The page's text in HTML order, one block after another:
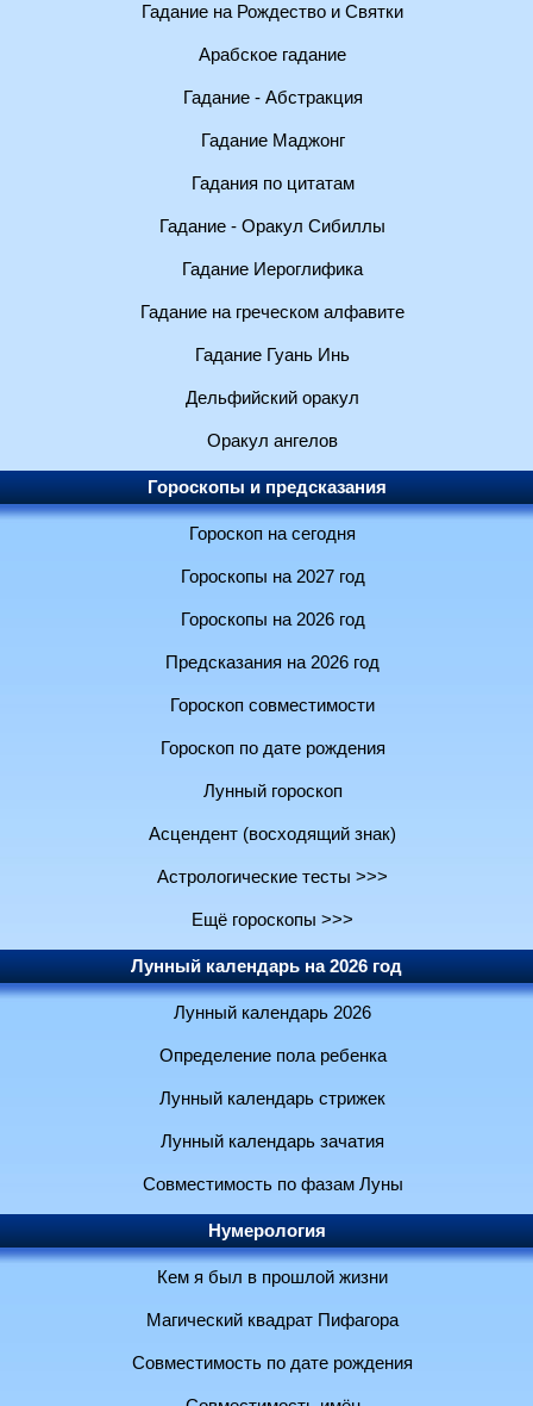
Гадание на Рождество и Святки
Арабское гадание
Гадание - Абстракция
Гадание Маджонг
Гадания по цитатам
Гадание - Оракул Сибиллы
Гадание Иероглифика
Гадание на греческом алфавите
Гадание Гуань Инь
Дельфийский оракул
Оракул ангелов
Гороскопы и предсказания
Гороскоп на сегодня
Гороскопы на 2027 год
Гороскопы на 2026 год
Предсказания на 2026 год
Гороскоп совместимости
Гороскоп по дате рождения
Лунный гороскоп
Асцендент (восходящий знак)
Астрологические тесты >>>
Ещё гороскопы >>>
Лунный календарь на 2026 год
Лунный календарь 2026
Определение пола ребенка
Лунный календарь стрижек
Лунный календарь зачатия
Совместимость по фазам Луны
Нумерология
Кем я был в прошлой жизни
Магический квадрат Пифагора
Совместимость по дате рождения